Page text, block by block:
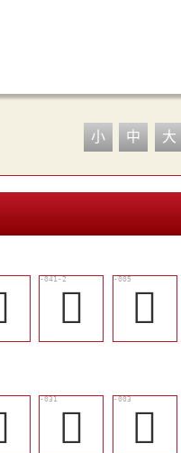
小 中 大
󶂦 󶂊
󶂠 𨖈